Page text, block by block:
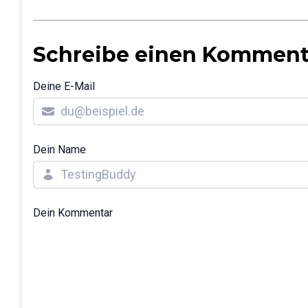
Schreibe einen
Deine E-Mail
Dein Name
Dein Kommentar